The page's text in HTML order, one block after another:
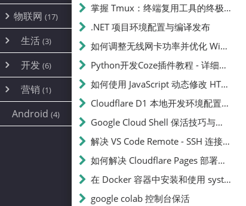
Ubuntu(7)
(3)
(34)
面板(12)
容器
游戏 (7)
饥荒(7)
云服务商(4)
WEB源码(6)
建站(5)
安全(12)
办公(4)
图片 (2)
文件
系统 (35)
AI(10)
物联网 (17)
路由器
随身wifi(1)
mobile(14)
刷机
magisk
生活 (3)
线报
sim卡(1)
开发 (6)
编译
JavaScript(2)
python(2)
营销 (1)
公关(1)
SEO(1)
Android (4)
掌握 Tmux：终端复用工具的终极指南
.NET 项目环境配置与编译发布
如何调整无线网卡功率并优化 Wifite 的功率设置
Python开发Coze插件教程 - 详细步骤与注意事项
如何使用 JavaScript 动态修改 HTML 中的权限文本 | 前端开发教程
Cloudflare D1 本地开发环境配置指南 | CF Pages Local Development Guide
Google Cloud Shell 保活技巧与配额时间查看方法
解决 VS Code Remote - SSH 连接失败问题：从权限问题到成功启动
如何解决 Cloudflare Pages 部署中的 API Token 权限问题
在 Docker 容器中安装和使用 systemctl 的完整指南
google colab 控制台保活